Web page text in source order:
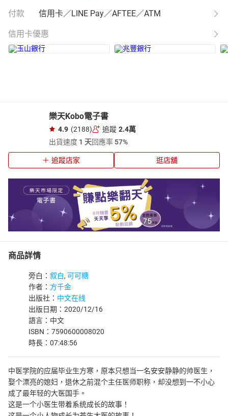
付款 信用卡／LINE Pay／AFTEE／ATM
信用卡優惠
樂天Kobo電子書
4.9 (2188) 追蹤 2.4萬
出貨速度 1 天回應率57%
追蹤店家 逛店舖
商品詳情
旁白： 叙白, 可可糖
作者： 方千金
出版社： 中文在线
出版日期：2020/12/16
語言：中文
ISBN：7590600008020
時長：07:48:56
中医学院的应届毕业生方寒，原本只想当一名安安静静的帅医生，
娶个漂亮的媳妇，退休之前混个主任医师职称，却没想到一不小心
成了最年轻的大医国手。
这是一个小医生带着系统成长的故事！